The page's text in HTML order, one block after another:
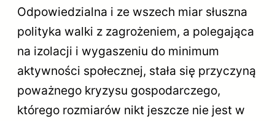
Odpowiedzialna i ze wszech miar słuszna
polityka walki z zagrożeniem, a polegająca
na izolacji i wygaszeniu do minimum
aktywności społecznej, stała się przyczyną
poważnego kryzysu gospodarczego,
którego rozmiarów nikt jeszcze nie jest w